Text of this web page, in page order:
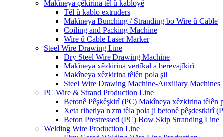
Makîneya çêkirina têl û kabloyê
Têl û kablo extruders
Makîneya Bunching / Stranding bo Wire û Cable
Coiling and Packing Machine
Wire û Cable Laser Marker
Steel Wire Drawing Line
Dry Steel Wire Drawing Machine
Makîneya xêzkirina vertîkal a berevajîkirî
Makîneya xêzkirina têlên pola şil
Steel Wire Drawing Machine-Auxiliary Machines
PC Wire & Strand Production Line
Betonê Pêşkêşkirî (PC) Makîneya xêzkirina têlên
Xeta rihetiya nizm têla pola ji betonê pêşdestkirî
Beton Prestressed (PC) Bow Skip Stranding Line
Welding Wire Production Line